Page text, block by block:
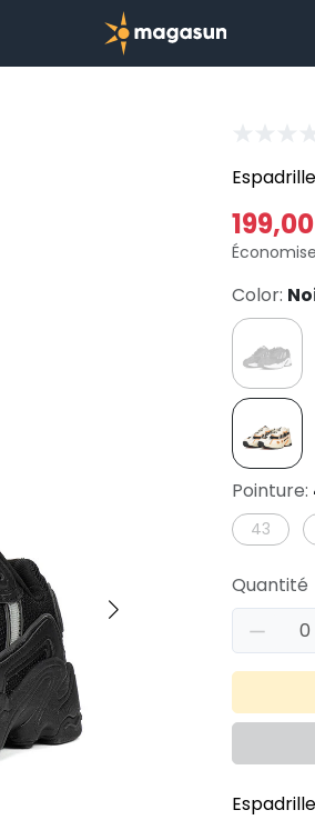
Color:
Pointure:
43
Quantité